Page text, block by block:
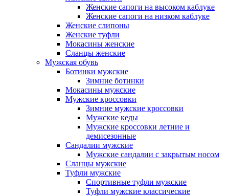
Женские сапоги на высоком каблуке
Женские сапоги на низком каблуке
Женские слипоны
Женские туфли
Мокасины женские
Сланцы женские
Мужская обувь
Ботинки мужские
Зимние ботинки
Мокасины мужские
Мужские кроссовки
Зимние мужские кроссовки
Мужские кеды
Мужские кроссовки летние и
демисезонные
Сандалии мужские
Мужские сандалии с закрытым носом
Сланцы мужские
Туфли мужские
Спортивные туфли мужские
Туфли мужские классические